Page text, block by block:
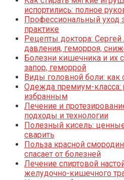
испортились: полное
Профессиональный уход
практике
Рецепты доктора: Сергей
давления, геморроя,
Болезни кишечника и их
запор, геморрой
Виды головной боли: как
Одежда премиум-класса:
избранным
Лечение и
подходы и технологии
Полезный кисель:
сварить
Польза красной
спасает от болезней
Лечение спиртовой
желудочно-кишечного